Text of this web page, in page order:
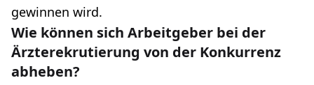
gewinnen wird.
Wie können sich Arbeitgeber bei der
Ärzterekrutierung von der Konkurrenz
abheben?